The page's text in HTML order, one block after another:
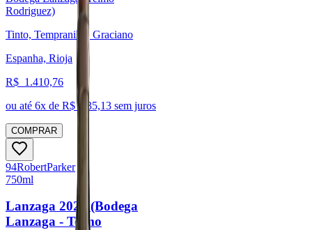
Rodriguez)
Tinto, Tempranillo, Graciano
Espanha, Rioja
R$ 1.410,76
ou até 6x de R$ 235,13 sem juros
COMPRAR
94RobertParker
750ml
Lanzaga 2020 (Bodega
Lanzaga - Telmo